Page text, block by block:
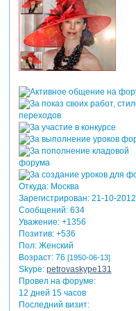
Откуда:Москва
Зарегистрирован: 21-10-2012
Сообщений:634
Уважение: +1356
Позитив: +536
Пол:Женский
Возраст:76 [1950-06-13]
Skype: petrovaskype131
Провел на форуме:
12 дней 15 часов
Последний визит: